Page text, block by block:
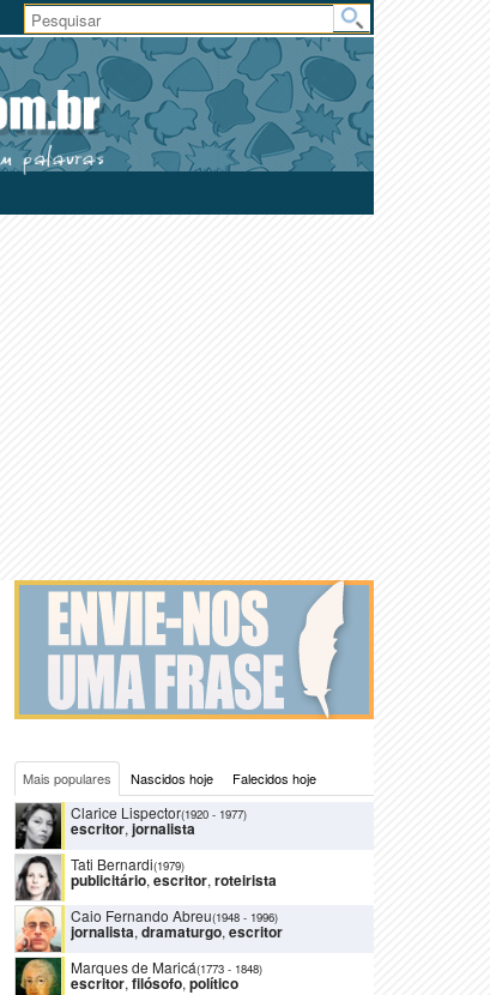
Área
do
Usuário
Mais populares Nascidos hoje Falecidos hoje
Clarice Lispector(1920 - 1977)
escritor, jornalista
Tati Bernardi(1979)
publicitário, escritor, roteirista
Caio Fernando Abreu(1948 - 1996)
jornalista, dramaturgo, escritor
Marques de Maricá(1773 - 1848)
escritor, filósofo, político